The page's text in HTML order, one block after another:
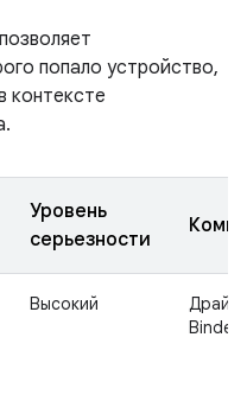
попало устройство,
контексте
Уровень
серьезности
Высокий
Binder